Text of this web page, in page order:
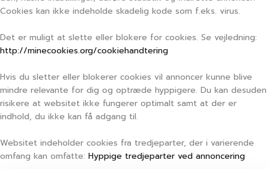
Cookies kan ikke indeholde skadelig kode som f.eks. virus.
Det er muligt at slette eller blokere for cookies. Se vejledning:
http://minecookies.org/cookiehandtering
Hvis du sletter eller blokerer cookies vil annoncer kunne blive
mindre relevante for dig og optræde hyppigere. Du kan desuden
risikere at websitet ikke fungerer optimalt samt at der er
indhold, du ikke kan få adgang til.
Websitet indeholder cookies fra tredjeparter, der i varierende
omfang kan omfatte: Hyppige tredjeparter ved annoncering